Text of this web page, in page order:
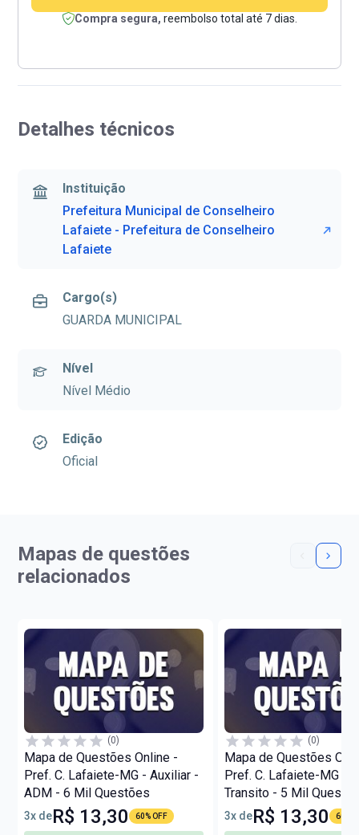
Detalhes técnicos
Instituição
Prefeitura Municipal de Conselheiro
Lafaiete - Prefeitura de Conselheiro
Lafaiete
Cargo(s)
GUARDA MUNICIPAL
Nível
Nível Médio
Edição
Oficial
Compra segura, reembolso total até 7 dias.
Mapas de questões
relacionados
(0)
Mapa de Questões Online -
Pref. C. Lafaiete-MG - Auxiliar -
ADM - 6 Mil Questões
3x deR$ 13,30 60% OFF
(0)
Mapa de Questões
Pref. C. Lafaiete-MG -
Transito - 5 Mil
3x deR$ 13,30 60%